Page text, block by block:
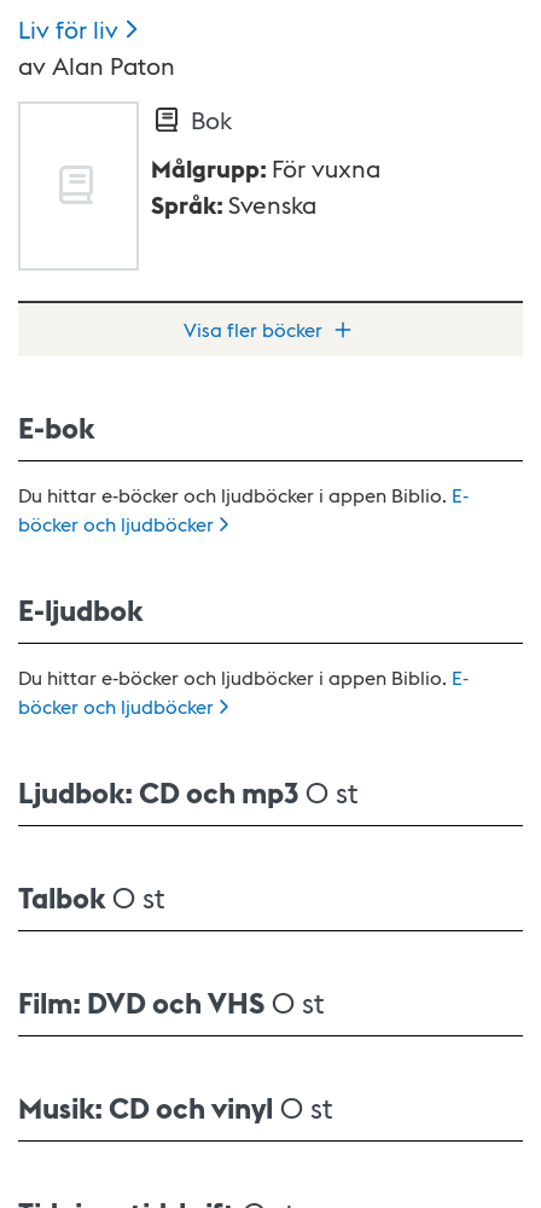
Liv för liv
avAlan Paton
Bok
Målgrupp: För vuxna
Språk:Svenska
Visa fler böcker
E-bok
Du hittar e-böcker och ljudböcker i appen Biblio. E-
böcker och ljudböcker
E-ljudbok
Du hittar e-böcker och ljudböcker i appen Biblio. E-
böcker och ljudböcker
Ljudbok: CD och mp30 st
Talbok0 st
Film: DVD och VHS0 st
Musik: CD och vinyl 0 st